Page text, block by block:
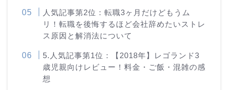
人気記事第2位：転職3ヶ月だけどもうム
リ！転職を後悔するほど会社辞めたいストレ
ス原因と解消法について
5.人気記事第1位：【2018年】レゴランド3
歳児親向けレビュー！料金・ご飯・混雑の感
想